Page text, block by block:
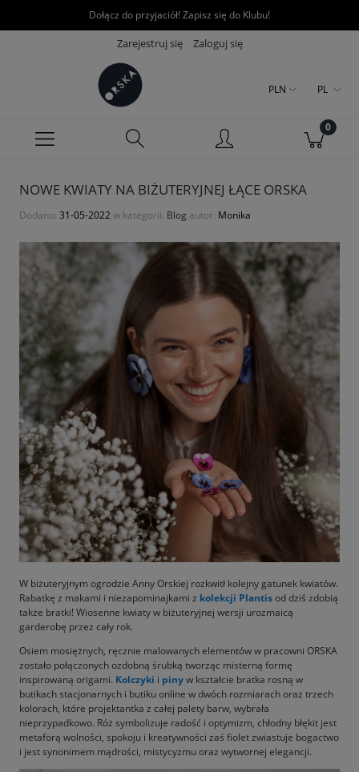
Dołącz do przyjaciół! Zapisz się do Klubu!
Zarejestruj się Zaloguj się
PLN PL
NOWE KWIATY NA BIŻUTERYJNEJ ŁĄCE ORSKA
Dodano: 31-05-2022w kategorii: Blog autor: Monika
W biżuteryjnym ogrodzie Anny Orskiej rozkwitł kolejny gatunek kwiatów.
Rabatkę z makami i niezapominajkami z kolekcji Plantisod dziś zdobią
także bratki! Wiosenne kwiaty w biżuteryjnej wersji urozmaicą
garderobę przez cały rok.
Osiem mosiężnych, ręcznie malowanych elementów w pracowni ORSKA
zostało połączonych ozdobną śrubką tworząc misterną formę
inspirowaną origami. Kolczyki i pinyw kształcie bratka rosną w
butikach stacjonarnych i butiku online w dwóch rozmiarach oraz trzech
kolorach, które projektantka z całej palety barw, wybrała
nieprzypadkowo. Róż symbolizuje radość i optymizm, chłodny błękit jest
metaforą wolności, spokoju i kreatywności zaś fiolet zwiastuje bogactwo
i jest synonimem mądrości, mistycyzmu oraz wytwornej elegancji.